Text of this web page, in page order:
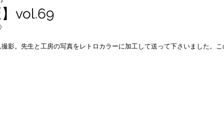
vol.69
影。先生と工房の写真をレトロカラーに加工して送って下さいました。